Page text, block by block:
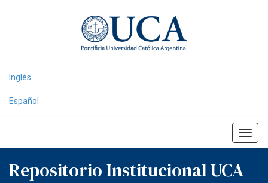
Inglés
Español
Repositorio Institucional UCA